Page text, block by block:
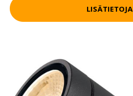
LISÄTIETOJA